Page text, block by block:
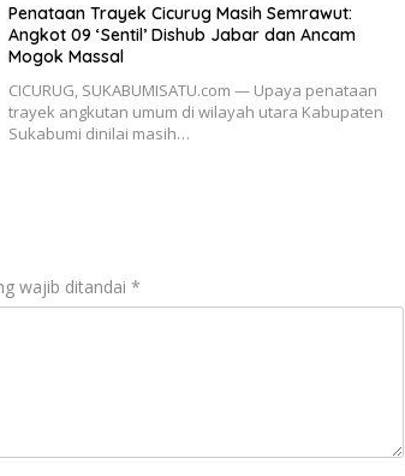
Penataan Trayek Cicurug Masih Semrawut:
Angkot 09 ‘Sentil’ Dishub Jabar dan Ancam
Mogok Massal
CICURUG, SUKABUMISATU.com — Upaya penataan
trayek angkutan umum di wilayah utara Kabupaten
Sukabumi dinilai masih…
wajib ditandai *